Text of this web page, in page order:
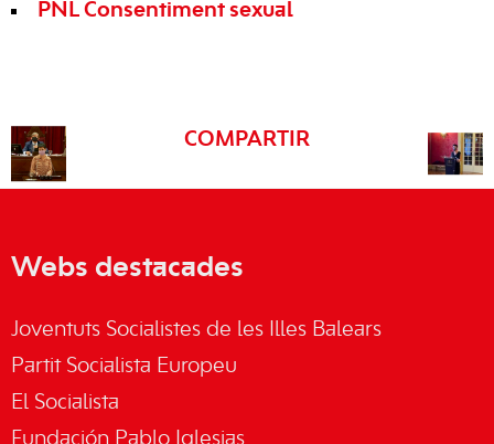
PNL Consentiment sexual
COMPARTIR
Webs destacades
Joventuts Socialistes de les Illes Balears
Partit Socialista Europeu
El Socialista
Fundación Pablo Iglesias